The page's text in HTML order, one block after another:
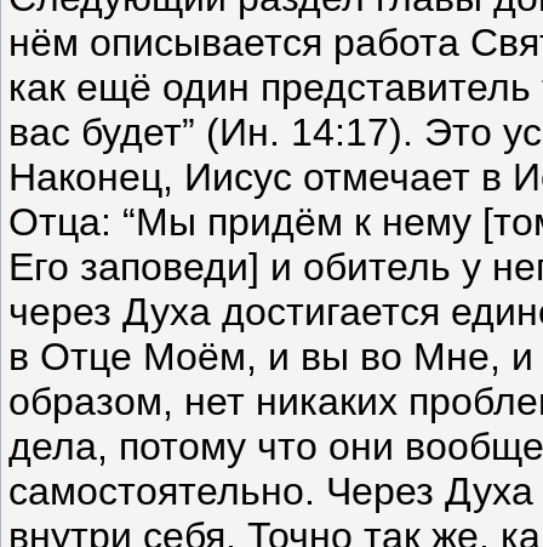
нём описывается работа
как ещё один
вас будет” (Ин. 14:17). Это
Наконец, Иисус отмечает в
Отца: “Мы придём к нему
Его заповеди] и обитель у
через Духа достигается
в Отце Моём, и вы во Мне, и
образом, нет никаких
дела, потому что они
самостоятельно. Через
внутри себя. Точно так же,